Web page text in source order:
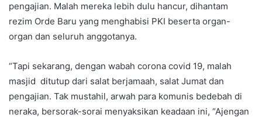
pengajian. Malah mereka lebih dulu hancur, dihantam
rezim Orde Baru yang menghabisi PKI beserta organ-
organ dan seluruh anggotanya.
“Tapi sekarang, dengan wabah corona covid 19, malah
masjid ditutup dari salat berjamaah, salat Jumat dan
pengajian. Tak mustahil, arwah para komunis bedebah di
neraka, bersorak-sorai menyaksikan keadaan ini, “Ajengan